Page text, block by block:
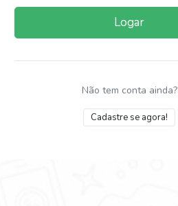
Logar
Não tem conta ainda?
Cadastre se agora!